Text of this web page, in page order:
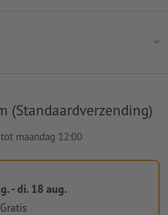
(Standaardverzending)
maandag 12:00
- di. 18 aug.
Gratis